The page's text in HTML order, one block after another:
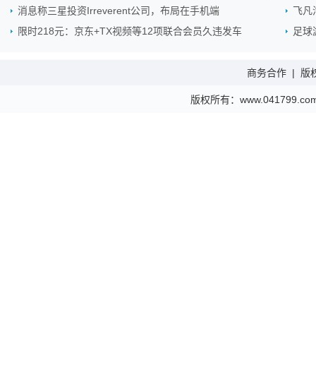
消息称三星投资Irreverent公司，布局在手机端
飞凡
限时218元：京东+TX视频等12项联合会员久违发车
足球
商务合作 | 版
版权所有：